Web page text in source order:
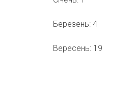
Березень: 4
Вересень: 19